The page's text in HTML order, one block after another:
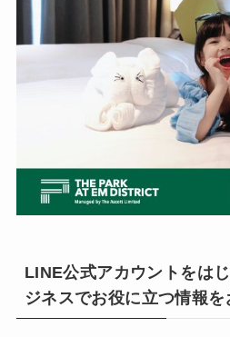
LINE公式アカウントをは
ジネスでお役に立つ情報を